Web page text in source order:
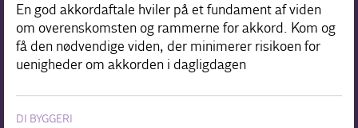
En god akkordaftale hviler på et fundament af viden
om overenskomsten og rammerne for akkord. Kom og
få den nødvendige viden, der minimerer risikoen for
uenigheder om akkorden i dagligdagen
DI BYGGERI